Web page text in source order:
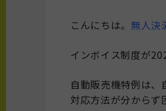
こんにちは。 無人決
インボイス制度が
自動販売機特例は
対応方法が分からず